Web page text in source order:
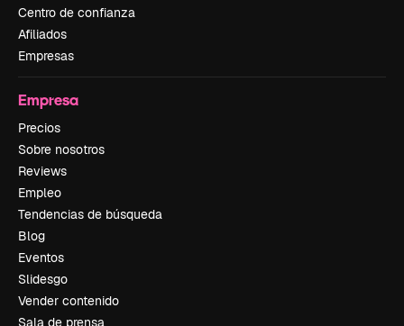
Centro de confianza
Afiliados
Empresas
Empresa
Precios
Sobre nosotros
Reviews
Empleo
Tendencias de búsqueda
Blog
Eventos
Slidesgo
Vender contenido
Sala de prensa